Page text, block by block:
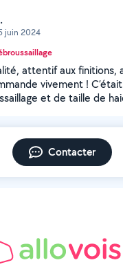
juin 2024
attentif aux finitions,
vivement !
et de taille de
Contacter